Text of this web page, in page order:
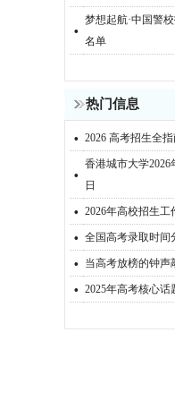
· 梦想起航·中国警
名单
热门信息
· 2026 高考招生全
· 香港城市大学
日
· 2026年高校招生工
· 全国高考录取时间
· 当高考放榜的钟声
· 2025年高考核心话